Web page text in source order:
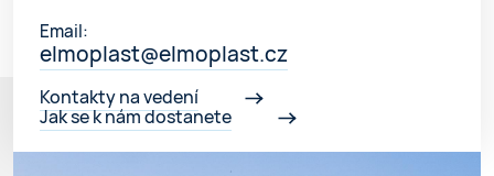
Email:
elmoplast@elmoplast.cz
Kontakty na vedení
Jak se k nám dostanete